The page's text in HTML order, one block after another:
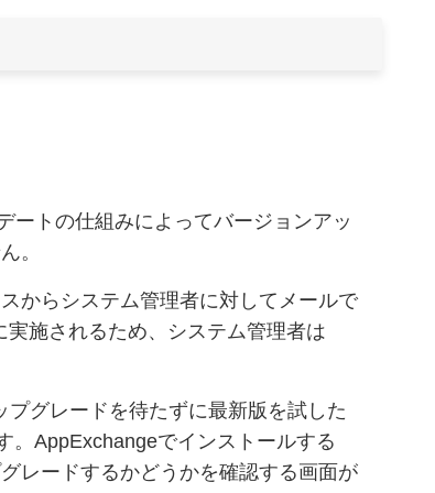
ートの仕組みによってバージョンアッ
。
からシステム管理者に対してメールで
施されるため、システム管理者は
グレードを待たずに最新版を試した
。AppExchangeでインストールする
レードするかどうかを確認する画面が